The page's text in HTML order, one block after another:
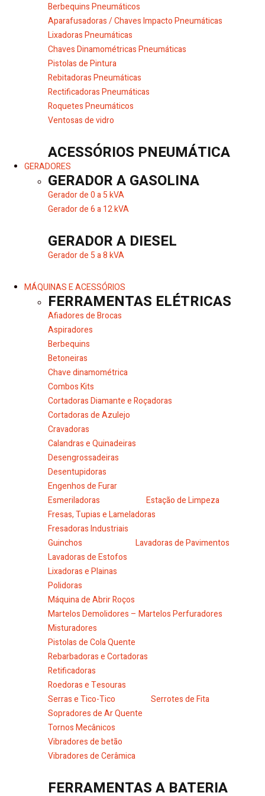
Berbequins Pneumáticos
Aparafusadoras / Chaves Impacto Pneumáticas
Lixadoras Pneumáticas
Chaves Dinamométricas Pneumáticas
Pistolas de Pintura
Rebitadoras Pneumáticas
Rectificadoras Pneumáticas
Roquetes Pneumáticos
Ventosas de vidro
ACESSÓRIOS PNEUMÁTICA
GERADORES
GERADOR A GASOLINA
Gerador de 0 a 5 kVA
Gerador de 6 a 12 kVA
GERADOR A DIESEL
Gerador de 5 a 8 kVA
MÁQUINAS E ACESSÓRIOS
FERRAMENTAS ELÉTRICAS
Afiadores de Brocas
Aspiradores
Berbequins
Betoneiras
Chave dinamométrica
Combos Kits
Cortadoras Diamante e Roçadoras
Cortadoras de Azulejo
Cravadoras
Calandras e Quinadeiras
Desengrossadeiras
Desentupidoras
Engenhos de Furar
Esmeriladoras
Estação de Limpeza
Fresas, Tupias e Lameladoras
Fresadoras Industriais
Guinchos
Lavadoras de Pavimentos
Lavadoras de Estofos
Lixadoras e Plainas
Polidoras
Máquina de Abrir Roços
Martelos Demolidores – Martelos Perfuradores
Misturadores
Pistolas de Cola Quente
Rebarbadoras e Cortadoras
Retificadoras
Roedoras e Tesouras
Serras e Tico-Tico
Serrotes de Fita
Sopradores de Ar Quente
Tornos Mecânicos
Vibradores de betão
Vibradores de Cerâmica
FERRAMENTAS A BATERIA